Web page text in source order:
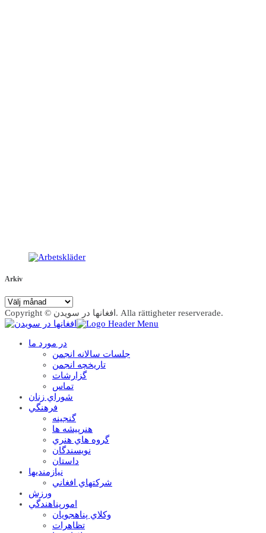
Arkiv
Arkiv
Copyright © افغانها در سویدن. Alla rättigheter reserverade.
در مورد ما
جلسات سالانه انجمن
تاریخچه انجمن
گزارشات
تماس
شوراي زنان
فرهنگي
گنجينه
هنرپيشه ها
گروه هاي هنري
نويسندگان
داستان
نيازمنديها
شرکتهاي افغاني
ورزش
امورپناهندگي
وکلاي پناهجويان
تظاهرات